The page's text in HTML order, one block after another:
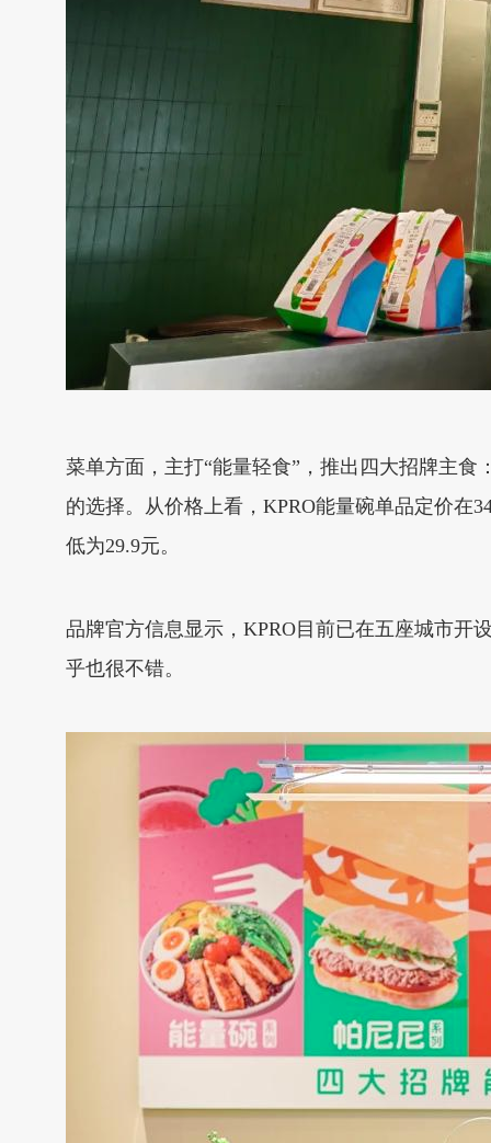
菜单方面，主打“能量轻食”，推出四大招牌主
的选择。从价格上看，KPRO能量碗单品定价在
低为29.9元。
品牌官方信息显示，KPRO目前已在五座城市开
乎也很不错。